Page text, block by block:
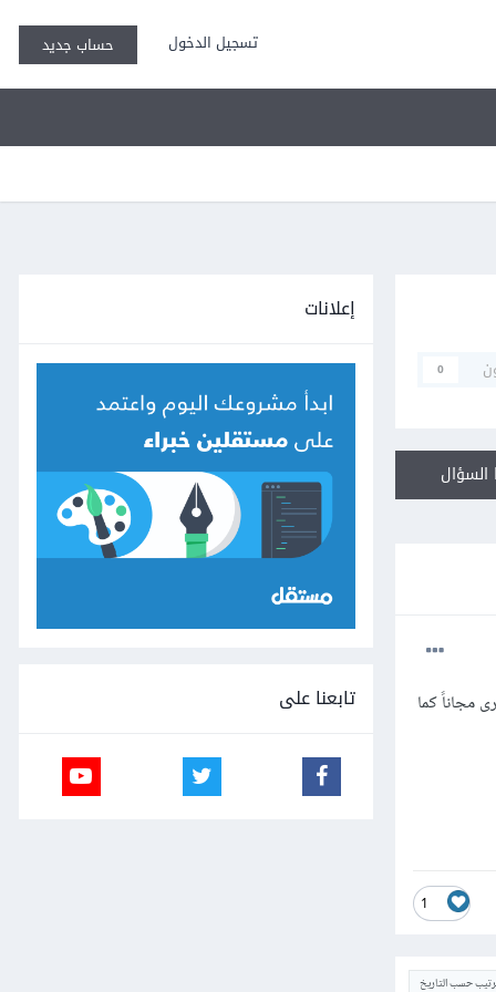
تسجيل الدخول حساب جديد
0
مجاناً كما
1
حسب التاريخ
إعلانات
تابعنا على